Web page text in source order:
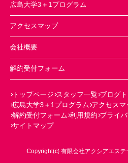
広島大学3＋1プログラム
アクセスマップ
会社概要
解約受付フォーム
トップページ スタッフ一覧 ブログ
広島大学3＋1プログラム アクセスマ
解約受付フォーム 利用規約 プライ
サイトマップ
Copyright(c) 有限会社アクシアエステ